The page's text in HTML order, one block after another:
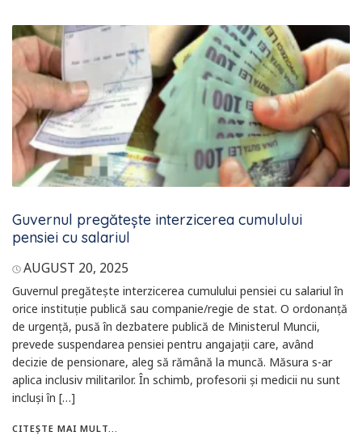
Guvernul pregătește interzicerea cumulului
pensiei cu salariul
AUGUST 20, 2025
Guvernul pregătește interzicerea cumulului pensiei cu salariul în
orice instituție publică sau companie/regie de stat. O ordonanță
de urgență, pusă în dezbatere publică de Ministerul Muncii,
prevede suspendarea pensiei pentru angajații care, având
decizie de pensionare, aleg să rămână la muncă. Măsura s-ar
aplica inclusiv militarilor. În schimb, profesorii și medicii nu sunt
incluși în […]
CITEȘTE MAI MULT...